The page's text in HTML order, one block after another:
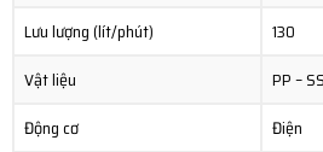
Lưu lượng (lít/phút)
130
Vật liệu
PP –
Động cơ
Điện